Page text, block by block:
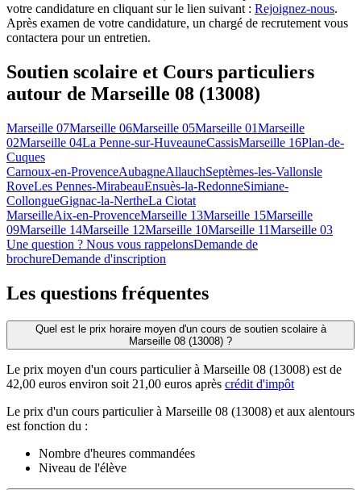
votre candidature en cliquant sur le lien suivant : Rejoignez-nous.
Après examen de votre candidature, un chargé de recrutement vous
contactera pour un entretien.
Soutien scolaire et Cours particuliers
autour de Marseille 08 (13008)
Marseille 07Marseille 06Marseille 05Marseille 01Marseille
02Marseille 04La Penne-sur-HuveauneCassisMarseille 16Plan-de-
Cuques
Carnoux-en-ProvenceAubagneAllauchSeptèmes-les-Vallonsle
RoveLes Pennes-MirabeauEnsuès-la-RedonneSimiane-
CollongueGignac-la-NertheLa Ciotat
MarseilleAix-en-ProvenceMarseille 13Marseille 15Marseille
09Marseille 14Marseille 12Marseille 10Marseille 11Marseille 03
Une question ? Nous vous rappelonsDemande de
brochureDemande d'inscription
Les questions fréquentes
Quel est le prix horaire moyen d'un cours de soutien scolaire à
Marseille 08 (13008) ?
Le prix moyen d'un cours particulier à Marseille 08 (13008) est de
42,00 euros environ soit 21,00 euros après crédit d'impôt
Le prix d'un cours particulier à Marseille 08 (13008) et aux alentours
est fonction du :
Nombre d'heures commandées
Niveau de l'élève